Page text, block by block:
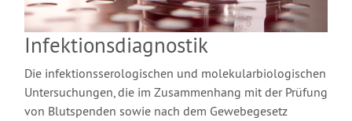
Infektionsdiagnostik
Die infektionsserologischen und molekularbiologischen
Untersuchungen, die im Zusammenhang mit der Prüfung
von Blutspenden sowie nach dem Gewebegesetz